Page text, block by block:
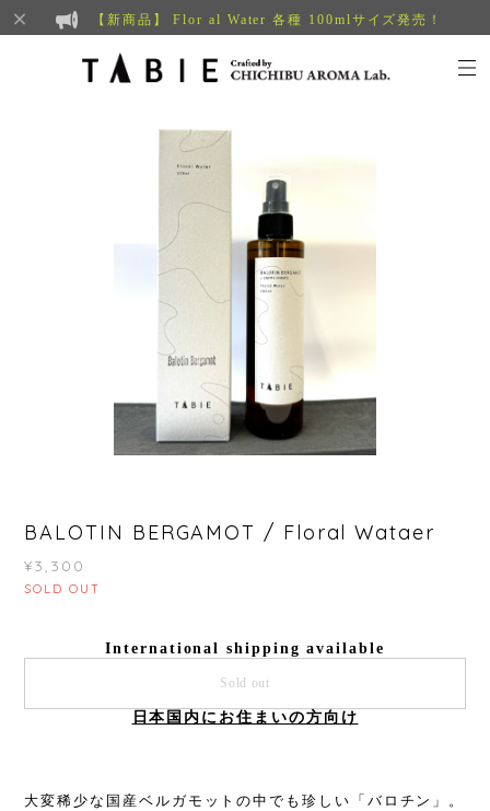
【新商品】 Flor al Water 各種 100mlサイズ発売！
BALOTIN BERGAMOT / Floral Wataer
¥3,300
SOLD OUT
International shipping available
Sold out
日本国内にお住まいの方向け
大変稀少な国産ベルガモットの中でも珍しい「バロチン」。